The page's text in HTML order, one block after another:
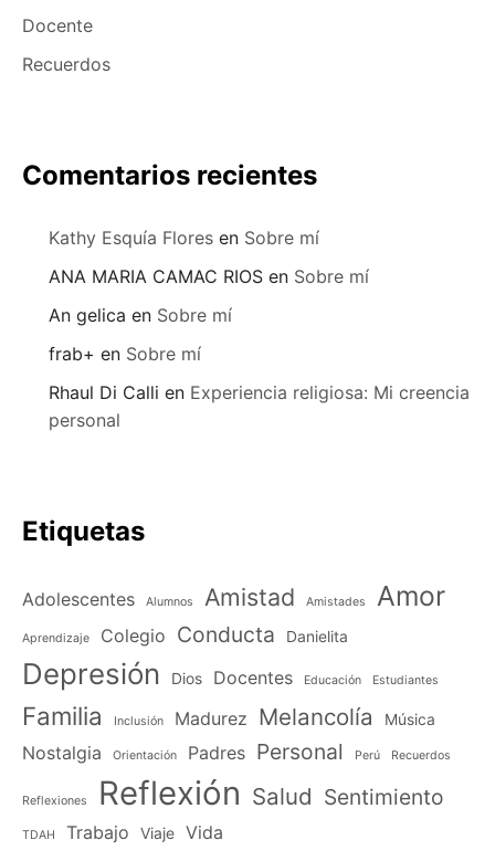
Docente
Recuerdos
Comentarios recientes
Kathy Esquía Flores en Sobre mí
ANA MARIA CAMAC RIOS en Sobre mí
An gelica en Sobre mí
frab+ en Sobre mí
Rhaul Di Calli en Experiencia religiosa: Mi creencia
personal
Etiquetas
Adolescentes Alumnos Amistad Amistades Amor
Aprendizaje Colegio Conducta Danielita
Depresión Dios Docentes Educación Estudiantes
Familia Inclusión Madurez Melancolía Música
Nostalgia Orientación Padres Personal Perú Recuerdos
Reflexiones Reflexión Salud Sentimiento
TDAH Trabajo Viaje Vida